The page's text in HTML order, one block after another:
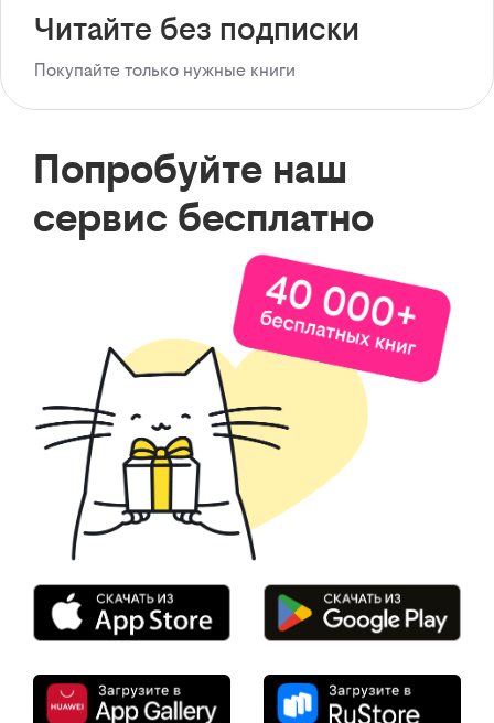
Читайте без подписки
Покупайте только нужные книги
Попробуйте наш
сервис бесплатно